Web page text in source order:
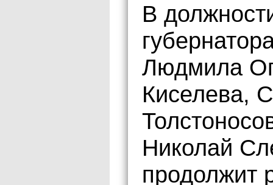
В
Людмила
Киселева,
Николай
продолжит